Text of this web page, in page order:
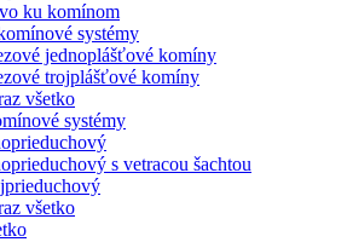
ku komínom
systémy
jednoplášťové komíny
trojplášťové komíny
všetko
systémy
s vetracou šachtou
všetko